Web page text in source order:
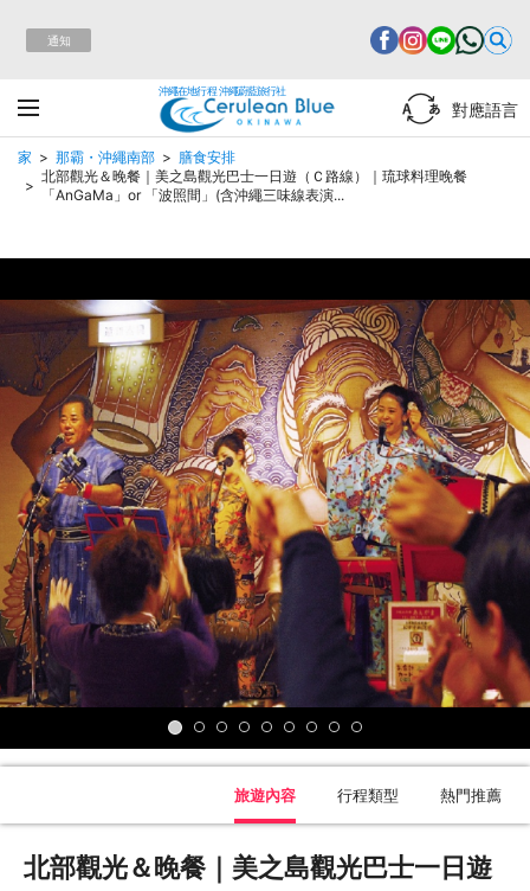
通知
沖繩在地行程 沖繩蔚藍旅行社
對應語言
家 那霸・沖繩南部
膳食安排
北部觀光＆晚餐｜美之島觀光巴士一日遊（Ｃ路線）｜琉球料理晚餐
「AnGaMa」or 「波照間」(含沖繩三味線表演...
旅遊內容 行程類型 熱門推薦
北部觀光＆晚餐｜美之島觀光巴士一日遊